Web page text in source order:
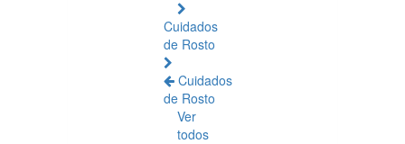
Cuidados
de Rosto
Cuidados
de Rosto
Ver
todos